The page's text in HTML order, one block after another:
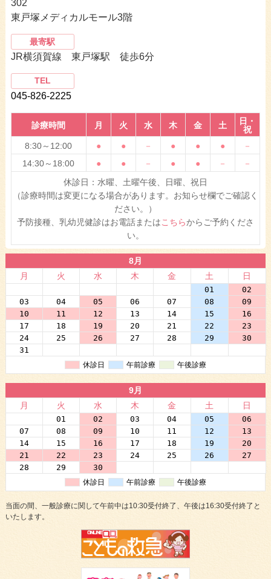
302
東戸塚メディカルモール3階
最寄駅
JR横須賀線 東戸塚駅 徒歩6分
TEL
045-826-2225
診療時間 月 火 水 木 金 土
日・
祝
休診日：水曜、土曜午後、日曜、祝日
（診療時間は変更になる場合があります。お知らせ欄でご確認く
ださい。）
予防接種、乳幼児健診はお電話またはこちらからご予約くださ
い。
8:30～12:00 ● ● － ● ● ●
－
14:30～18:00
● ● － ● ● － －
8月
月
火 水 木 金 土 日
01
02
03
04 05 06 07 08
09
10
11 12 13 14 15
16
17
18 19 20 21 22
23
24
25 26 27 28 29
30
31
休診日 午前診療 午後診療
9月
月
火 水 木 金 土 日
01 02 03 04 05
06
07
08 09 10 11 12
13
14
15 16 17 18 19
20
21
22 23 24 25 26
27
28
29 30
休診日 午前診療 午後診療
当面の間、一般診療に関して午前中は10:30受付終了、午後は16:30受付終了と
いたします。